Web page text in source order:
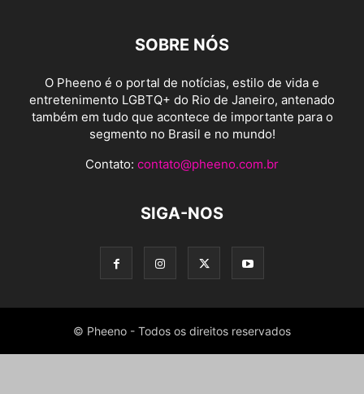
SOBRE NÓS
O Pheeno é o portal de notícias, estilo de vida e
entretenimento LGBTQ+ do Rio de Janeiro, antenado
também em tudo que acontece de importante para o
segmento no Brasil e no mundo!
Contato: contato@pheeno.com.br
SIGA-NOS
© Pheeno - Todos os direitos reservados